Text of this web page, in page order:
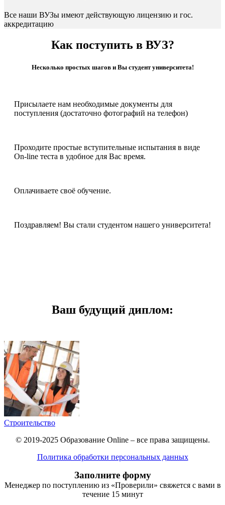
Все наши ВУЗы имеют действующую лицензию и гос.
аккредитацию
Как поступить в ВУЗ?
Несколько простых шагов и Вы студент университета!
Присылаете нам необходимые документы для
поступления (достаточно фотографий на телефон)
Проходите простые вступительные испытания в виде
On-line теста в удобное для Вас время.
Оплачиваете своё обучение.
Поздравляем! Вы стали студентом нашего университета!
Ваш будущий диплом:
Строительство
© 2019-2025 Образование Online – все права защищены.
Политика обработки персональных данных
Заполните форму
Менеджер по поступлению из «Проверили» свяжется с вами в
течение 15 минут